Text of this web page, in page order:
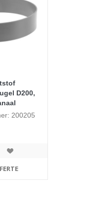
D200,
200205